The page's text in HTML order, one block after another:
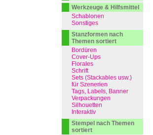
Werkzeuge & Hilfsmittel
Schablonen
Sonstiges
Stanzformen nach
Themen sortiert
Bordüren
Cover-Ups
Florales
Schrift
Sets (Stackables usw.)
für Szenerien
Tags, Labels, Banner
Verpackungen
Silhouetten
Interaktiv
Stempel nach Themen
sortiert